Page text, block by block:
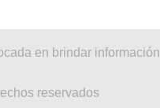
en brindar información
reservados